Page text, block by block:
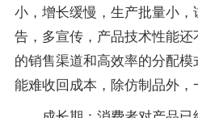
小，增长缓慢，生产批量小
告，多宣传，产品技术性能
的销售渠道和高效率的分配
能难收回成本，除仿制品外，